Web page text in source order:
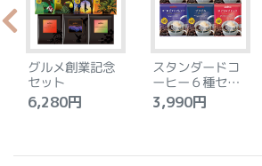
グルメ創業記念
セット
6,280円
スタンダードコ
ーヒー６種セッ
ト
3,990円